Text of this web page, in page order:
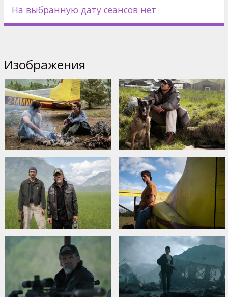
На выбранную дату сеансов нет
Изображения